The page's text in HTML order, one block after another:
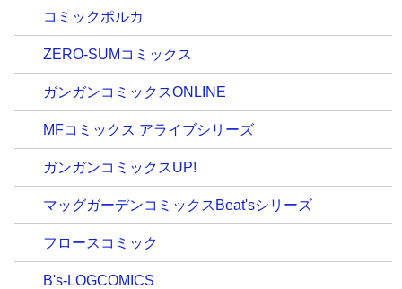
コミックポルカ
ZERO-SUMコミックス
ガンガンコミックスONLINE
MFコミックス アライブシリーズ
ガンガンコミックスUP!
マッグガーデンコミックスBeat'sシリーズ
フロースコミック
B's-LOGCOMICS